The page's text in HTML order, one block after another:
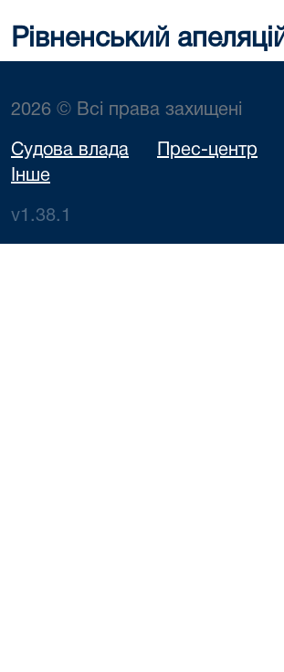
Рівненський
2026 © Всі права захищені
Судова влада Прес-центр
Інше
v1.38.1